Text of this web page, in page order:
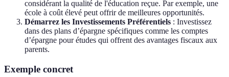
considérant la qualité de l'éducation reçue. Par exemple, une
école à coût élevé peut offrir de meilleures opportunités.
Démarrez les Investissements Préférentiels : Investissez
dans des plans d’épargne spécifiques comme les comptes
d’épargne pour études qui offrent des avantages fiscaux aux
parents.
Exemple concret